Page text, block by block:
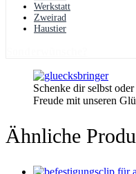
Werkstatt
Zweirad
Haustier
Schenke dir selbst
Freude mit unseren
Ähnliche